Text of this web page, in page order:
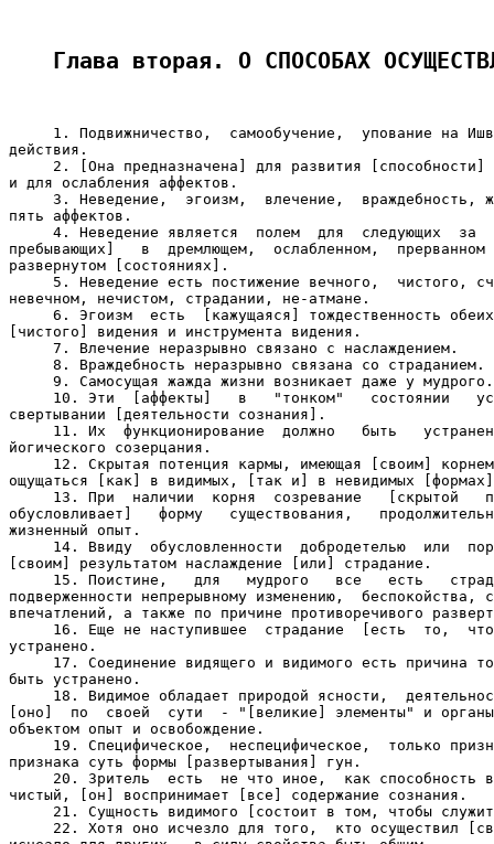
Глава вторая. О СПОСОБАХ
1. Подвижничество,  самообучение,  упование на
действия.
2. [Она предназначена] для развития [способности]
и для ослабления аффектов.
3. Неведение,  эгоизм,  влечение,  враждебность,
пять аффектов.
4. Неведение является  полем  для  следующих  за
пребывающих]   в  дремлющем,  ослабленном,  прерванном
развернутом [состояниях].
5. Неведение есть постижение вечного,  чистого,
невечном, нечистом, страдании, не-атмане.
6. Эгоизм  есть  [кажущаяся] тождественность
[чистого] видения и инструмента видения.
     7. Влечение неразрывно связано с наслаждением.
     8. Враждебность неразрывно связана со страданием.
     9. Самосущая жажда жизни возникает даже у мудрого.
10. Эти  [аффекты]   в   "тонком"   состоянии
свертывании [деятельности сознания].
11. Их  функционирование  должно   быть
йогического созерцания.
12. Скрытая потенция кармы, имеющая [своим]
ощущаться [как] в видимых, [так и] в невидимых
13. При  наличии  корня  созревание   [скрытой
обусловливает]   форму   существования,
жизненный опыт.
14. Ввиду  обусловленности  добродетелью  или
[своим] результатом наслаждение [или] страдание.
15. Поистине,   для   мудрого   все   есть
подверженности непрерывному изменению,  беспокойства,
впечатлений, а также по причине противоречивого
16. Еще не наступившее  страдание  [есть  то,
устранено.
17. Соединение видящего и видимого есть причина
быть устранено.
18. Видимое обладает природой ясности,
[оно]  по  своей  сути  - "[великие] элементы" и органы
объектом опыт и освобождение.
19. Специфическое,  неспецифическое,  только
признака суть формы [развертывания] гун.
20. Зритель  есть  не что иное,  как способность
чистый, [он] воспринимает [все] содержание сознания.
21. Сущность видимого [состоит в том, чтобы
22. Хотя оно исчезло для того,  кто осуществил